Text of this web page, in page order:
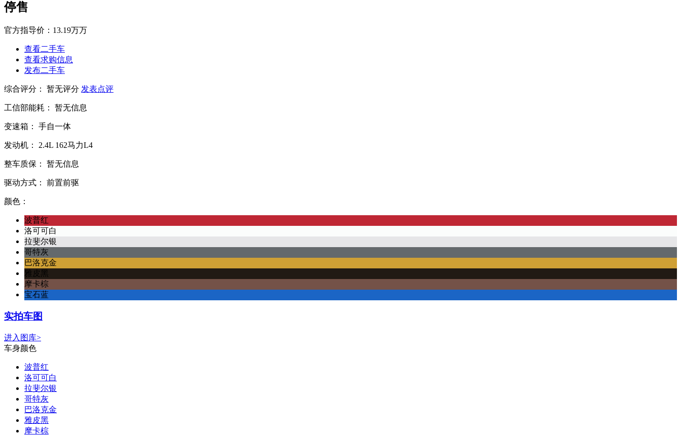
停售
官方指导价： 13.19万万
查看二手车
查看求购信息
发布二手车
综合评分： 暂无评分 发表点评
工信部能耗： 暂无信息
变速箱： 手自一体
发动机： 2.4L 162马力L4
整车质保： 暂无信息
驱动方式： 前置前驱
颜色：
波普红
洛可可白
拉斐尔银
哥特灰
巴洛克金
雅皮黑
摩卡棕
宝石蓝
实拍车图
进入图库>
车身颜色
波普红
洛可可白
拉斐尔银
哥特灰
巴洛克金
雅皮黑
摩卡棕